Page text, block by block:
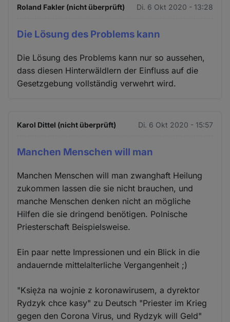
Roland Fakler (nicht überprüft) Di. 6 Okt 2020 - 13:28
Die Lösung des Problems kann
Die Lösung des Problems kann nur so aussehen,
dass diesen Hinterwäldlern der Einfluss auf die
Gesetzgebung vollständig verwehrt wird.
Karol Dittel (nicht überprüft) Di. 6 Okt 2020 - 15:57
Manchen Menschen will man
Manchen Menschen will man zwanghaft Heilung
zukommen lassen die sie nicht brauchen, und
manche Menschen denken nicht an mögliche
Hilfen die sie dringend benötigen. Polnische
Priesterschaft Beispielsweise.
Ein paar nette Impressionen und ein Blick in die
andauernde mittelalterliche Vergangenheit ;)
"Księża na wojnie z koronawirusem, a dyrektor
Rydzyk chce kasy" zu Deutsch "Priester im Krieg
gegen den Corona Virus, und Rydzyk will Geld"